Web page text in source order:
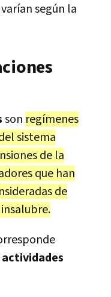
según la
son regímenes
sistema
de la
que han
de